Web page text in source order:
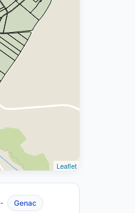
Leaflet
- Genac